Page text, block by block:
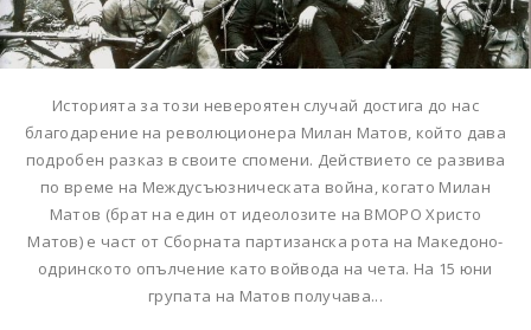
Историята за този невероятен случай достига до нас
благодарение на революционера Милан Матов, който дава
подробен разказ в своите спомени. Действието се развива
по време на Междусъюзническата война, когато Милан
Матов (брат на един от идеолозите на ВМОРО Христо
Матов) е част от Сборната партизанска рота на Македоно-
одринското опълчение като войвода на чета. На 15 юни
групата на Матов получава...